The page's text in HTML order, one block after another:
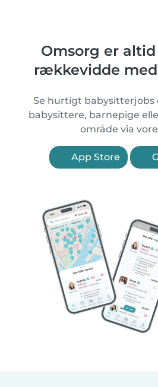
Omsorg er
rækkevidde
Se hurtigt
babysittere, barnepige
område via
App Store